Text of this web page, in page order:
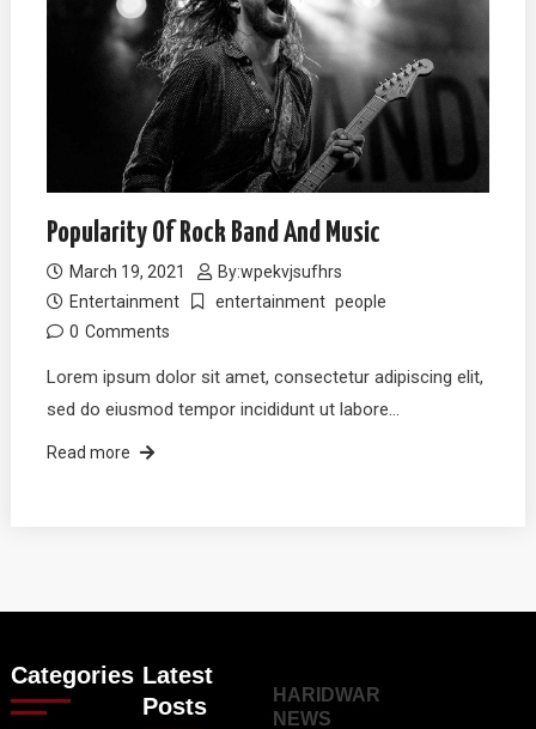
Popularity Of Rock Band And Music
March 19, 2021 By:wpekvjsufhrs
Entertainment
entertainment people
0 Comments
Lorem ipsum dolor sit amet, consectetur adipiscing elit,
sed do eiusmod tempor incididunt ut labore…
Read more
Categories Latest
Posts
HARIDWAR
NEWS